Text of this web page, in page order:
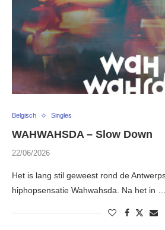
Belgisch Singles
WAHWAHSDA – Slow Down
22/06/2026
Het is lang stil geweest rond de
hiphopsensatie Wahwahsda. Na het in …